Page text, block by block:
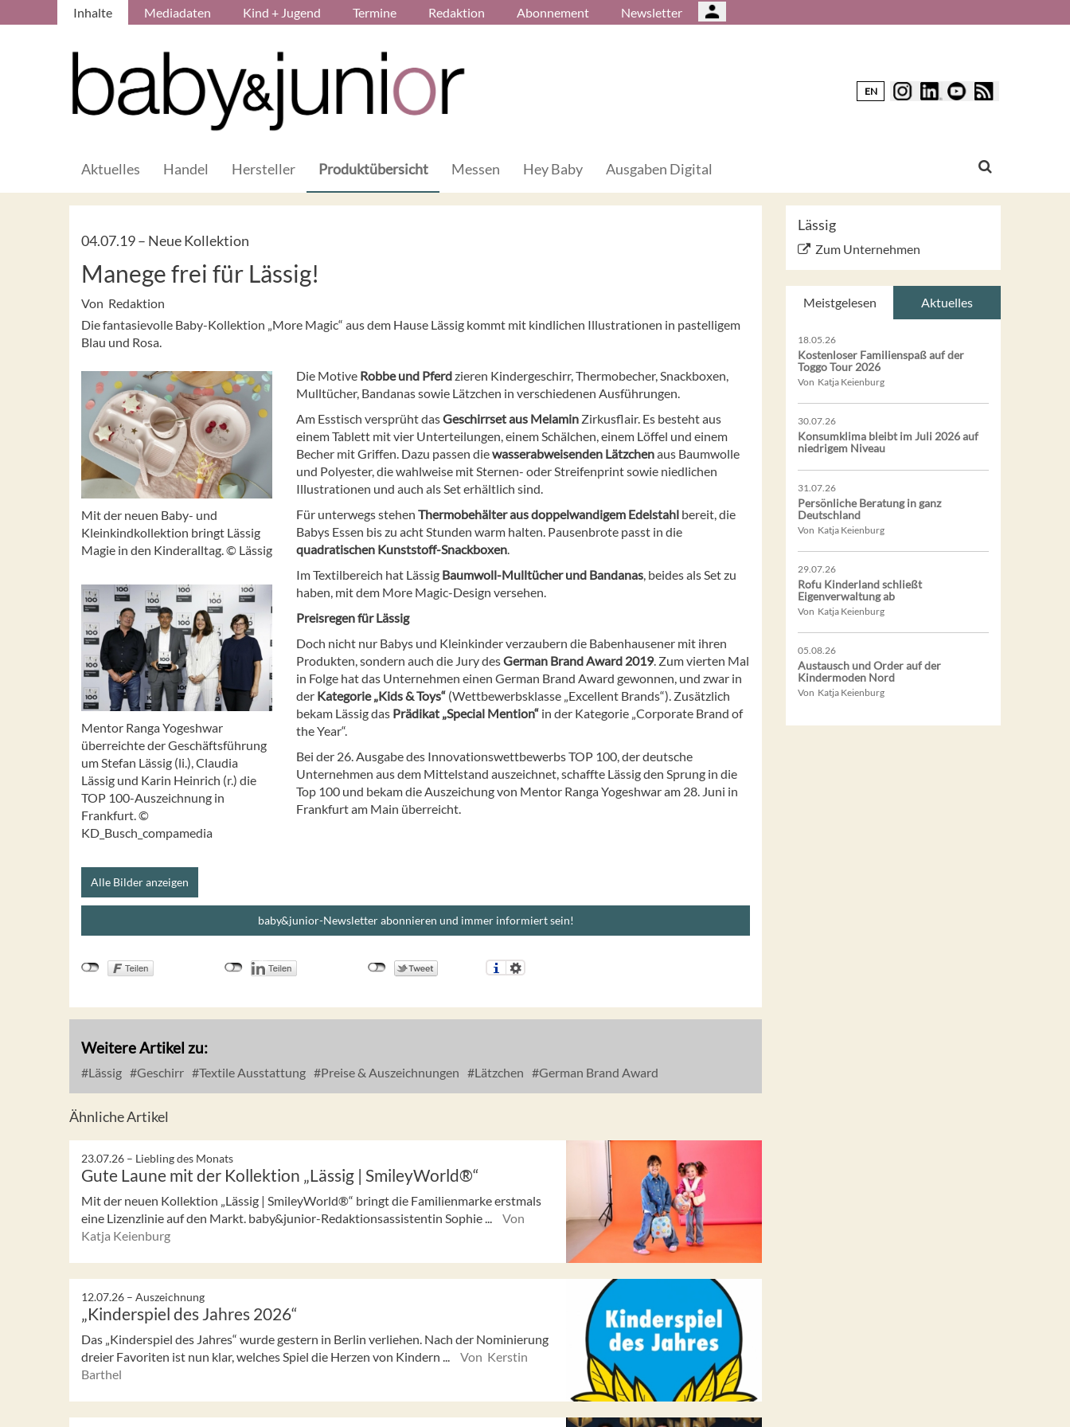
Inhalte Mediadaten Kind + Jugend Termine Redaktion Abonnement Newsletter
EN
Aktuelles Handel Hersteller Produktübersicht Messen Hey Baby Ausgaben Digital
04.07.19 – Neue Kollektion
Manege frei für Lässig!
Von Redaktion
Die fantasievolle Baby-Kollektion „More Magic“ aus dem Hause Lässig kommt mit kindlichen Illustrationen in pastelligem
Blau und Rosa.
Mit der neuen Baby- und
Kleinkindkollektion bringt Lässig
Magie in den Kinderalltag. © Lässig
Mentor Ranga Yogeshwar
überreichte der Geschäftsführung
um Stefan Lässig (li.), Claudia
Lässig und Karin Heinrich (r.) die
TOP 100-Auszeichnung in
Frankfurt. ©
KD_Busch_compamedia
Alle Bilder anzeigen
Die Motive Robbe und Pferdzieren Kindergeschirr, Thermobecher, Snackboxen,
Mulltücher, Bandanas sowie Lätzchen in verschiedenen Ausführungen.
Am Esstisch versprüht dasGeschirrset aus Melamin Zirkusflair. Es besteht aus
einem Tablett mit vier Unterteilungen, einem Schälchen, einem Löffel und einem
Becher mit Griffen. Dazu passen diewasserabweisenden Lätzchenaus Baumwolle
und Polyester, die wahlweise mit Sternen- oder Streifenprint sowie niedlichen
Illustrationen und auch als Set erhältlich sind.
Für unterwegs stehen Thermobehälter aus doppelwandigem Edelstahl bereit, die
Babys Essen bis zu acht Stunden warm halten. Pausenbrote passt in die
quadratischen Kunststoff-Snackboxen.
Im Textilbereich hat Lässig Baumwoll-Mulltücher und Bandanas, beides als Set zu
haben, mit dem More Magic-Design versehen.
Preisregen für Lässig
Doch nicht nur Babys und Kleinkinder verzaubern die Babenhausener mit ihren
Produkten, sondern auch die Jury desGerman Brand Award 2019. Zum vierten Mal
in Folge hat das Unternehmen einen German Brand Award gewonnen, und zwar in
der Kategorie „Kids & Toys“ (Wettbewerbsklasse „Excellent Brands“). Zusätzlich
bekam Lässig das Prädikat „Special Mention“ in der Kategorie „Corporate Brand of
the Year“.
Bei der 26. Ausgabe des Innovationswettbewerbs TOP 100, der deutsche
Unternehmen aus dem Mittelstand auszeichnet, schaffte Lässig den Sprung in die
Top 100 und bekam die Auszeichung von Mentor Ranga Yogeshwar am 28. Juni in
Frankfurt am Main überreicht.
baby&junior-Newsletter abonnieren und immer informiert sein!
Weitere Artikel zu:
Lässig Geschirr Textile Ausstattung Preise & Auszeichnungen Lätzchen German Brand Award
Ähnliche Artikel
23.07.26 – Liebling des Monats
Gute Laune mit der Kollektion „Lässig | SmileyWorld®“
Mit der neuen Kollektion „Lässig | SmileyWorld®“ bringt die Familienmarke erstmals
eine Lizenzlinie auf den Markt. baby&junior-Redaktionsassistentin Sophie ...
Von
Katja Keienburg
12.07.26 – Auszeichnung
„Kinderspiel des Jahres 2026“
Das „Kinderspiel des Jahres“ wurde gestern in Berlin verliehen. Nach der Nominierung
dreier Favoriten ist nun klar, welches Spiel die Herzen von Kindern ...
Von Kerstin
Barthel
Lässig
Zum Unternehmen
Meistgelesen Aktuelles
18.05.26
Kostenloser Familienspaß auf der
Toggo Tour 2026
Von Katja Keienburg
30.07.26
Konsumklima bleibt im Juli 2026 auf
niedrigem Niveau
31.07.26
Persönliche Beratung in ganz
Deutschland
Von Katja Keienburg
29.07.26
Rofu Kinderland schließt
Eigenverwaltung ab
Von Katja Keienburg
05.08.26
Austausch und Order auf der
Kindermoden Nord
Von Katja Keienburg